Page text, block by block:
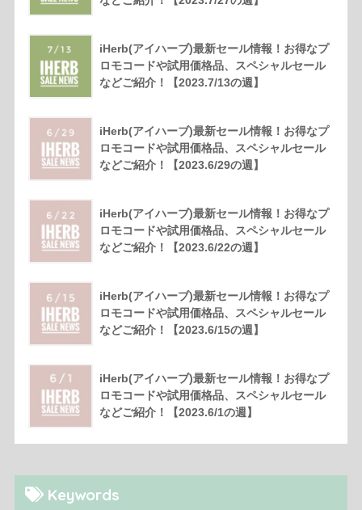
iHerb(アイハーブ)最新セール情報！お得なプ
ロモコードや試用価格品、スペシャルセール
などご紹介！【2023.7/13の週】
iHerb(アイハーブ)最新セール情報！お得なプ
ロモコードや試用価格品、スペシャルセール
などご紹介！【2023.6/29の週】
iHerb(アイハーブ)最新セール情報！お得なプ
ロモコードや試用価格品、スペシャルセール
などご紹介！【2023.6/22の週】
iHerb(アイハーブ)最新セール情報！お得なプ
ロモコードや試用価格品、スペシャルセール
などご紹介！【2023.6/15の週】
iHerb(アイハーブ)最新セール情報！お得なプ
ロモコードや試用価格品、スペシャルセール
などご紹介！【2023.6/1の週】
Keywords